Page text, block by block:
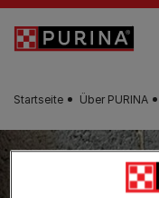
Skip to main content
Startseite Über PURINA